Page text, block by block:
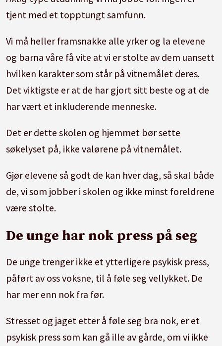
tjent med et topptungt samfunn.
Vi må heller framsnakke alle yrker og la elevene
og barna våre få vite at vi er stolte av dem uansett
hvilken karakter som står på vitnemålet deres.
Det viktigste er at de har gjort sitt beste og at de
har vært et inkluderende menneske.
Det er dette skolen og hjemmet bør sette
søkelyset på, ikke valørene på vitnemålet.
Gjør elevene så godt de kan hver dag, så skal både
de, vi som jobber i skolen og ikke minst foreldrene
være stolte.
De unge har nok press på seg
De unge trenger ikke et ytterligere psykisk press,
påført av oss voksne, til å føle seg vellykket. De
har mer enn nok fra før.
Stresset og jaget etter å føle seg bra nok, er et
psykisk press som kan gå ille av gårde, om vi ikke